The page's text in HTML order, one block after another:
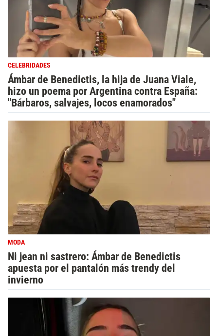
CELEBRIDADES
Ámbar de Benedictis, la hija de Juana Viale,
hizo un poema por Argentina contra España:
"Bárbaros, salvajes, locos enamorados"
MODA
Ni jean ni sastrero: Ámbar de Benedictis
apuesta por el pantalón más trendy del
invierno